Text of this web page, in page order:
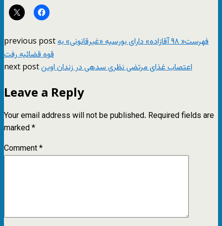
previous postفهرست« ۹۸ آقازاده» دارای بورسیه «غیر‌قانونی» به
قوه قضائیه رفت
next postاعتصاب غذای مرتضی نظری سدهی در زندان اوین
Leave a Reply
Your email address will not be published. Required fields are
marked*
Comment*